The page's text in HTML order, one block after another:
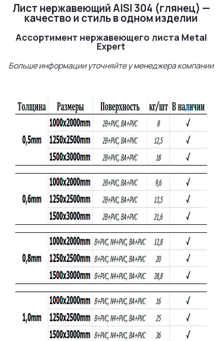
Лист нержавеющий AISI 304 (глянец) —
качество и стиль в одном изделии
Ассортимент нержавеющего листа Metal
Expert
Больше информации уточняйте у менеджера компании